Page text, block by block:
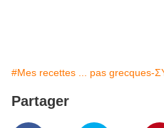
#Mes recettes ... pas grecques-
Partager